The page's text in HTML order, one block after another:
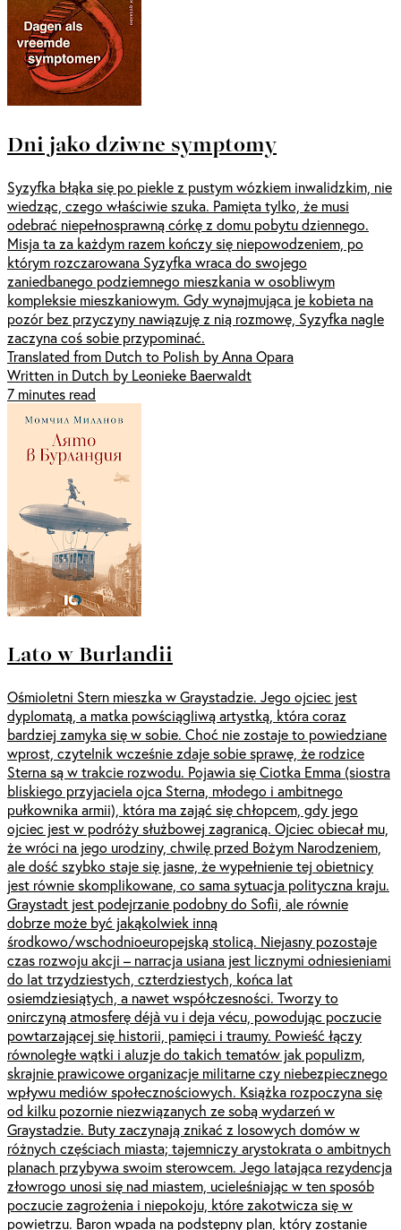
Dni jako dziwne symptomy
Syzyfka błąka się po piekle z pustym wózkiem inwalidzkim, nie
wiedząc, czego właściwie szuka. Pamięta tylko, że musi
odebrać niepełnosprawną córkę z domu pobytu dziennego.
Misja ta za każdym razem kończy się niepowodzeniem, po
którym rozczarowana Syzyfka wraca do swojego
zaniedbanego podziemnego mieszkania w osobliwym
kompleksie mieszkaniowym. Gdy wynajmująca je kobieta na
pozór bez przyczyny nawiązuję z nią rozmowę, Syzyfka nagle
zaczyna coś sobie przypominać.
Translated from Dutch to Polish by Anna Opara
Written in Dutch by Leonieke Baerwaldt
7 minutes read
Lato w Burlandii
Ośmioletni Stern mieszka w Graystadzie. Jego ojciec jest
dyplomatą, a matka powściągliwą artystką, która coraz
bardziej zamyka się w sobie. Choć nie zostaje to powiedziane
wprost, czytelnik wcześnie zdaje sobie sprawę, że rodzice
Sterna są w trakcie rozwodu. Pojawia się Ciotka Emma (siostra
bliskiego przyjaciela ojca Sterna, młodego i ambitnego
pułkownika armii), która ma zająć się chłopcem, gdy jego
ojciec jest w podróży służbowej zagranicą. Ojciec obiecał mu,
że wróci na jego urodziny, chwilę przed Bożym Narodzeniem,
ale dość szybko staje się jasne, że wypełnienie tej obietnicy
jest równie skomplikowane, co sama sytuacja polityczna kraju.
Graystadt jest podejrzanie podobny do Sofii, ale równie
dobrze może być jakąkolwiek inną
środkowo/wschodnioeuropejską stolicą. Niejasny pozostaje
czas rozwoju akcji – narracja usiana jest licznymi odniesieniami
do lat trzydziestych, czterdziestych, końca lat
osiemdziesiątych, a nawet współczesności. Tworzy to
onirczyną atmosferę déjà vu i deja vécu, powodując poczucie
powtarzającej się historii, pamięci i traumy. Powieść łączy
równoległe wątki i aluzje do takich tematów jak populizm,
skrajnie prawicowe organizacje militarne czy niebezpiecznego
wpływu mediów społecznościowych. Książka rozpoczyna się
od kilku pozornie niezwiązanych ze sobą wydarzeń w
Graystadzie. Buty zaczynają znikać z losowych domów w
różnych częściach miasta; tajemniczy arystokrata o ambitnych
planach przybywa swoim sterowcem. Jego latająca rezydencja
złowrogo unosi się nad miastem, ucieleśniając w ten sposób
poczucie zagrożenia i niepokoju, które zakotwicza się w
powietrzu. Baron wpada na podstępny plan, który zostanie